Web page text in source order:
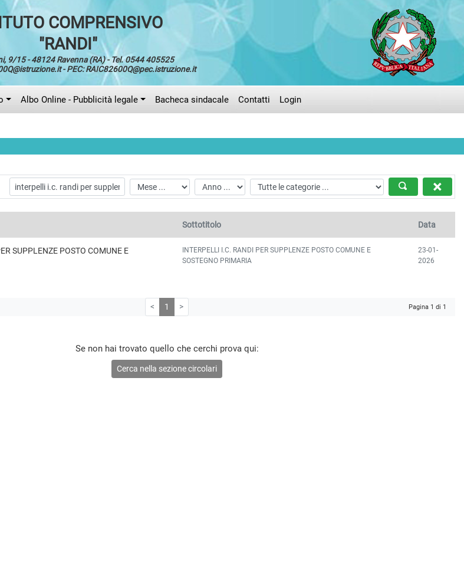
COMPRENSIVO
"RANDI"
9/15 - 48124 Ravenna (RA) - Tel. 0544 405525
- PEC: RAIC82600Q@pec.istruzione.it
Albo Online - Pubblicità legale Bacheca sindacale Contatti Login
Sottotitolo Data
SUPPLENZE POSTO COMUNE E
INTERPELLI I.C. RANDI PER SUPPLENZE POSTO COMUNE E
SOSTEGNO PRIMARIA
23-01-
2026
< 1 > Pagina 1 di 1
Se non hai trovato quello che cerchi prova qui:
Cerca nella sezione circolari